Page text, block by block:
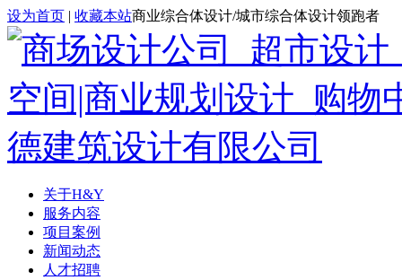
设为首页 | 收藏本站商业综合体设计/城市综合体设计领跑者
关于H&Y
服务内容
项目案例
新闻动态
人才招聘